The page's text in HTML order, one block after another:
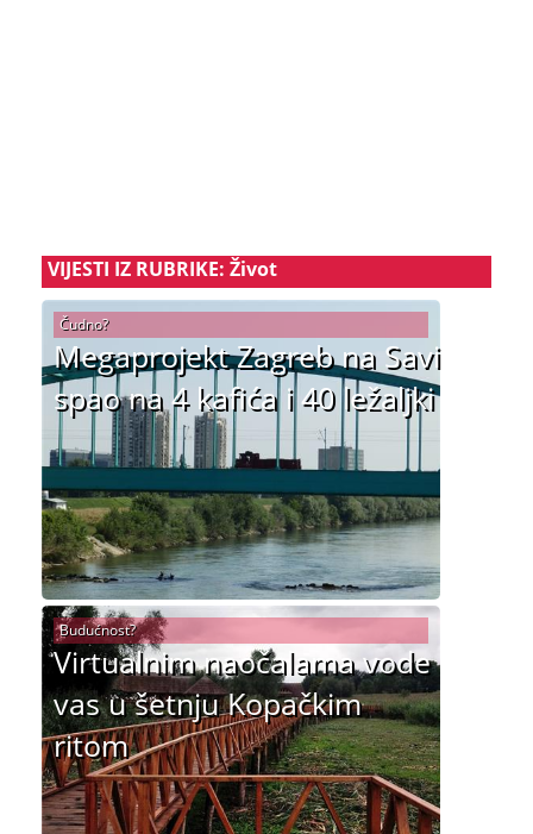
VIJESTI IZ RUBRIKE: Život
Megaprojekt Zagreb na Savi
spao na 4 kafića i 40 ležaljki
Čudno?
Virtualnim naočalama vode
vas u šetnju Kopačkim
ritom
Budućnost?